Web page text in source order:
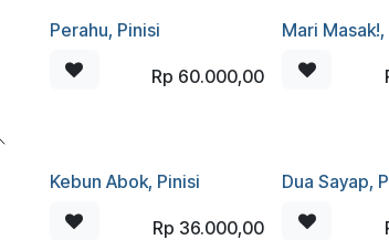
Perahu, Pinisi
Rp 60.000,00
Mari Masak!,
Kebun Abok, Pinisi
Rp 36.000,00
Dua Sayap,